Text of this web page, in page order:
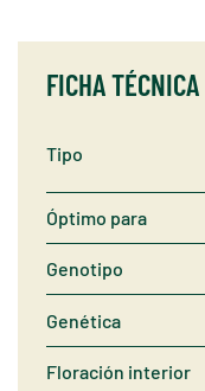
FICHA TÉCNICA
Tipo
Óptimo para
Genotipo
Genética
Floración interior